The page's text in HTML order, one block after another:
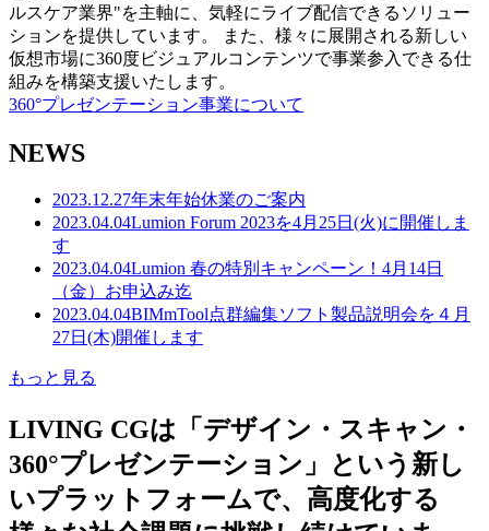
ルスケア業界"を主軸に、気軽にライブ配信できるソリュー
ションを提供しています。 また、様々に展開される新しい
仮想市場に360度ビジュアルコンテンツで事業参入できる仕
組みを構築支援いたします。
360°プレゼンテーション事業について
NEWS
2023.12.27年末年始休業のご案内
2023.04.04Lumion Forum 2023を4月25日(火)に開催しま
す
2023.04.04Lumion 春の特別キャンペーン！4月14日
（金）お申込み迄
2023.04.04BIMmTool点群編集ソフト製品説明会を４月
27日(木)開催します
もっと見る
LIVING CGは「デザイン・スキャン・
360°プレゼンテーション」という新し
いプラットフォームで、高度化する